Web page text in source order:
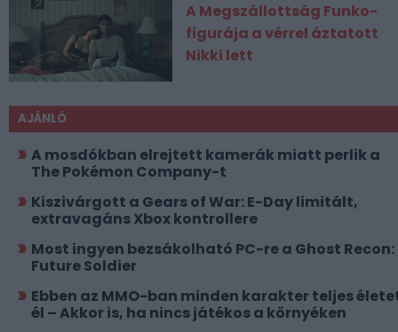
A Megszállottság Funko-
figurája a vérrel áztatott
Nikki lett
AJÁNLÓ
A mosdókban elrejtett kamerák miatt perlik a
The Pokémon Company-t
Kiszivárgott a Gears of War: E-Day limitált,
extravagáns Xbox kontrollere
Most ingyen bezsákolható PC-re a Ghost Recon:
Future Soldier
Ebben az MMO-ban minden karakter teljes
él – Akkor is, ha nincs játékos a környéken